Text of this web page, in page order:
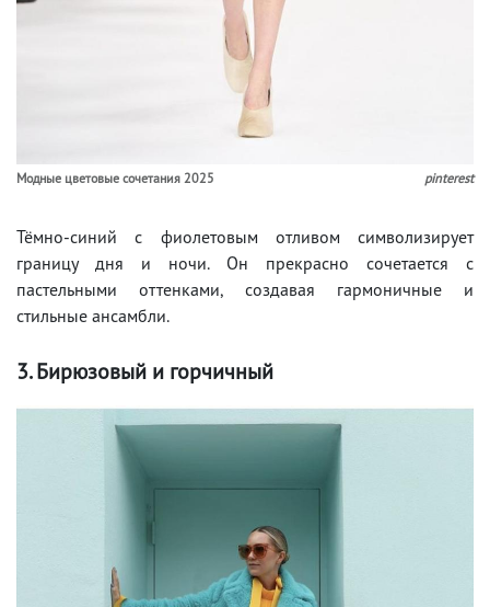
Модные цветовые сочетания 2025 pinterest
Тёмно-синий с фиолетовым отливом символизирует
границу дня и ночи. Он прекрасно сочетается с
пастельными оттенками, создавая гармоничные и
стильные ансамбли.
3. Бирюзовый и горчичный